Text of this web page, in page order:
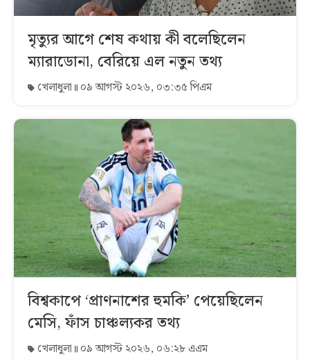
মৃত্যুর আগে শেষ কথায় কী বলেছিলেন
ম্যারাডোনা, বেরিয়ে এল নতুন তথ্য
খেলাধুলা ০৯ আগস্ট ২০২৬, ০৩:৩৫ পিএম
বিশ্বকাপে ‘প্রাণনাশের হুমকি’ পেয়েছিলেন
মেসি, ফাঁস চাঞ্চল্যকর তথ্য
খেলাধুলা ০৯ আগস্ট ২০২৬, ০৬:২৮ এএম